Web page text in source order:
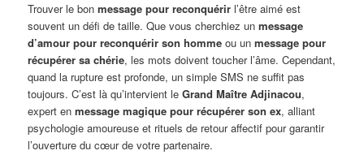
Trouver le bonmessage pour reconquérir l’être aimé est
souvent un défi de taille. Que vous cherchiez unmessage
d’amour pour reconquérir son homme ou unmessage pour
récupérer sa chérie, les mots doivent toucher l’âme. Cependant,
quand la rupture est profonde, un simple SMS ne suffit pas
toujours. C’est là qu’intervient leGrand Maître Adjinacou,
expert enmessage magique pour récupérer son ex, alliant
psychologie amoureuse et rituels de retour affectif pour garantir
l’ouverture du cœur de votre partenaire.